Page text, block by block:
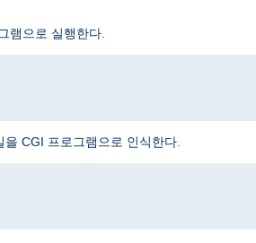
램으로 실행한다.
CGI 프로그램으로 인식한다.